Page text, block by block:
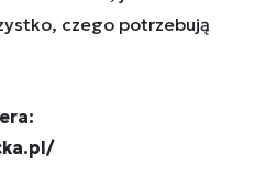
czego potrzebują